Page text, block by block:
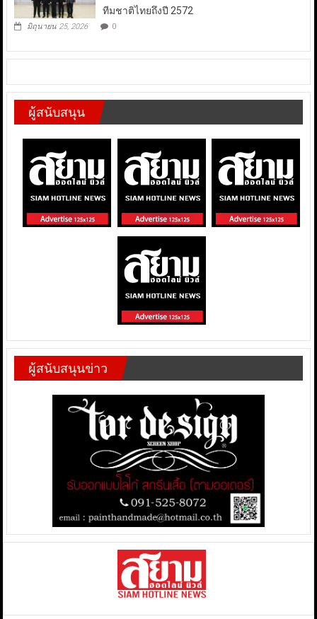
ทีมชาติไทยถึงปี 2572
มิถุนายน 25, 2026 0
ผู้สนับสนุน
ผู้สนับสนุนข่าว